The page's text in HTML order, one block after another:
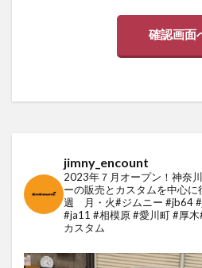
確認画面
jimny_encount
2023年７月オープン！ 神奈
ーの販売とカスタムを中心に
週 月・火#ジムニー #jb64
#ja11 #相模原 #愛川町 #厚
カスタム